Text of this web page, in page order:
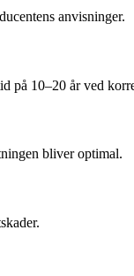
anvisninger.
på 10–20 år ved
bliver optimal.